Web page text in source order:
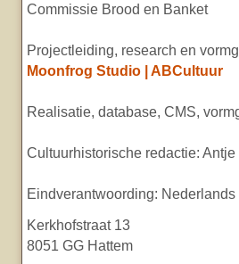
Commissie Brood en Banket
Projectleiding, research en
Moonfrog Studio | ABCultuur
Realisatie, database, CMS,
Cultuurhistorische redactie:
Eindverantwoording:
Kerkhofstraat 13
8051 GG Hattem